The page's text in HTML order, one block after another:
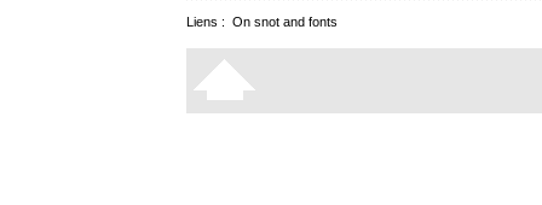
Liens : On snot and fonts